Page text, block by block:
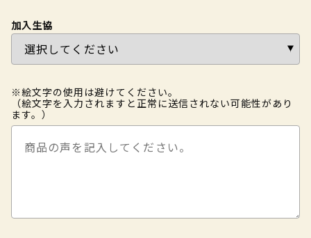
加入生協
※絵文字の使用は避けてください。
（絵文字を入力されますと正常に送信されない可能性があり
ます。）